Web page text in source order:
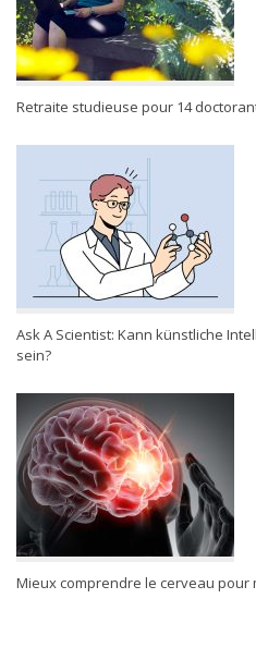
Retraite studieuse pour 14
Ask A Scientist: Kann künstliche
sein?
Mieux comprendre le cerveau pour